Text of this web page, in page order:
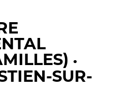
•
SUR-